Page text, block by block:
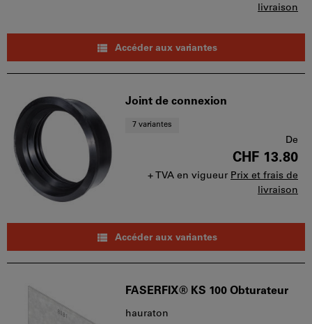
livraison
Accéder aux variantes
Joint de connexion
7 variantes
De
CHF 13.80
+ TVA en vigueur Prix et frais de
livraison
Accéder aux variantes
FASERFIX® KS 100 Obturateur
hauraton